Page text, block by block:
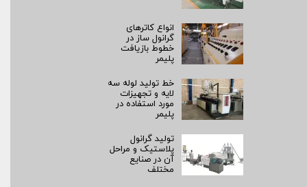
انواع کاترهای
گرانول ساز در
خطوط بازیافت
پلیمر
خط تولید لوله سه
لایه و تجهیزات
مورد استفاده در
پلیمر
تولید گرانول
پلاستیک و مراحل
آن در صنایع
مختلف